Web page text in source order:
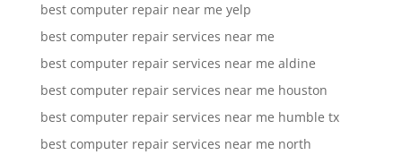
best computer repair near me yelp
best computer repair services near me
best computer repair services near me aldine
best computer repair services near me houston
best computer repair services near me humble tx
best computer repair services near me north